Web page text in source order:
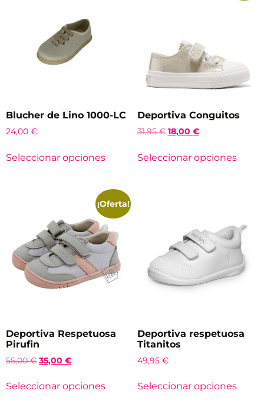
Blucher de Lino 1000-LC
24,00 €
Seleccionar opciones
Deportiva Conguitos
31,95€ 18,00 €
Seleccionar opciones
¡Oferta!
Deportiva Respetuosa
Pirufin
55,00€ 35,00 €
Seleccionar opciones
Deportiva respetuosa
Titanitos
49,95 €
Seleccionar opciones